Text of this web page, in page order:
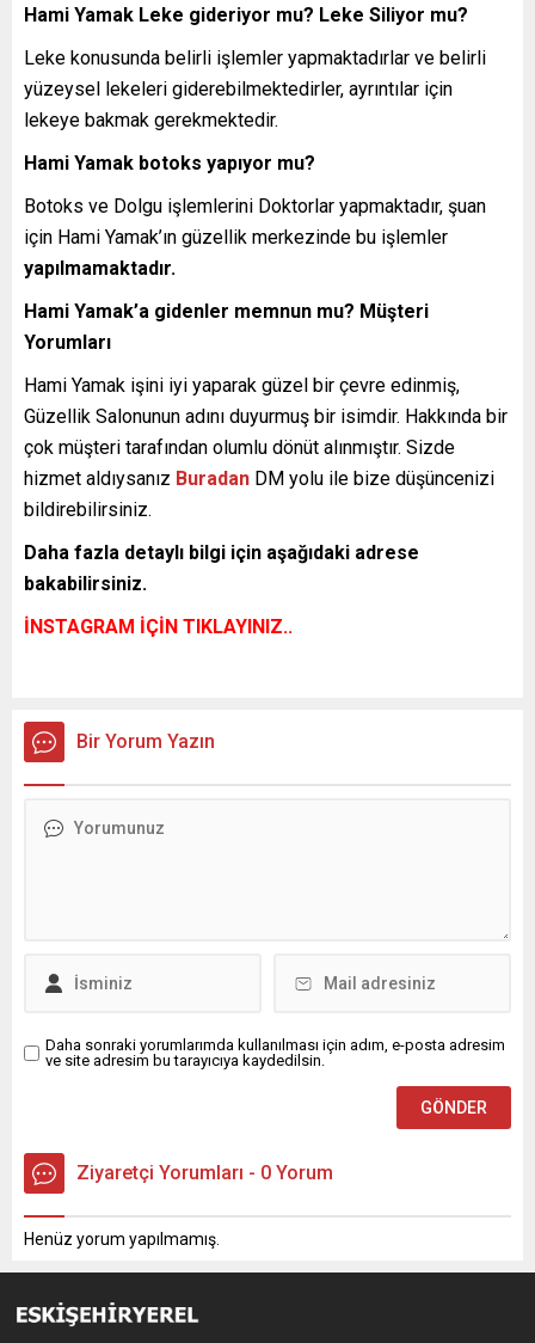
Hami Yamak Leke gideriyor mu? Leke Siliyor mu?
Leke konusunda belirli işlemler yapmaktadırlar ve belirli
yüzeysel lekeleri giderebilmektedirler, ayrıntılar için
lekeye bakmak gerekmektedir.
Hami Yamak botoks yapıyor mu?
Botoks ve Dolgu işlemlerini Doktorlar yapmaktadır, şuan
için Hami Yamak’ın güzellik merkezinde bu işlemler
yapılmamaktadır.
Hami Yamak’a gidenler memnun mu? Müşteri
Yorumları
Hami Yamak işini iyi yaparak güzel bir çevre edinmiş,
Güzellik Salonunun adını duyurmuş bir isimdir. Hakkında bir
çok müşteri tarafından olumlu dönüt alınmıştır. Sizde
hizmet aldıysanız Buradan DM yolu ile bize düşüncenizi
bildirebilirsiniz.
Daha fazla detaylı bilgi için aşağıdaki adrese
bakabilirsiniz.
İNSTAGRAM İÇİN TIKLAYINIZ..
Bir Yorum Yazın
Daha sonraki yorumlarımda kullanılması için adım, e-posta adresim
ve site adresim bu tarayıcıya kaydedilsin.
Ziyaretçi Yorumları - 0 Yorum
Henüz yorum yapılmamış.